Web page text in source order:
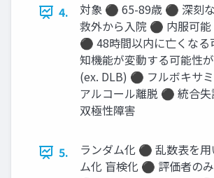
4.
対象 ⚫ 65-89歳 ⚫ 深刻
救外から入院 ⚫ 内服可
⚫ 48時間以内に亡くな
知機能が変動する可能性
(ex. DLB) ⚫ フルボキサ
アルコール離脱 ⚫ 統合
双極性障害
5.
ランダム化 ⚫ 乱数表を
ム化 盲検化 ⚫ 評価者の